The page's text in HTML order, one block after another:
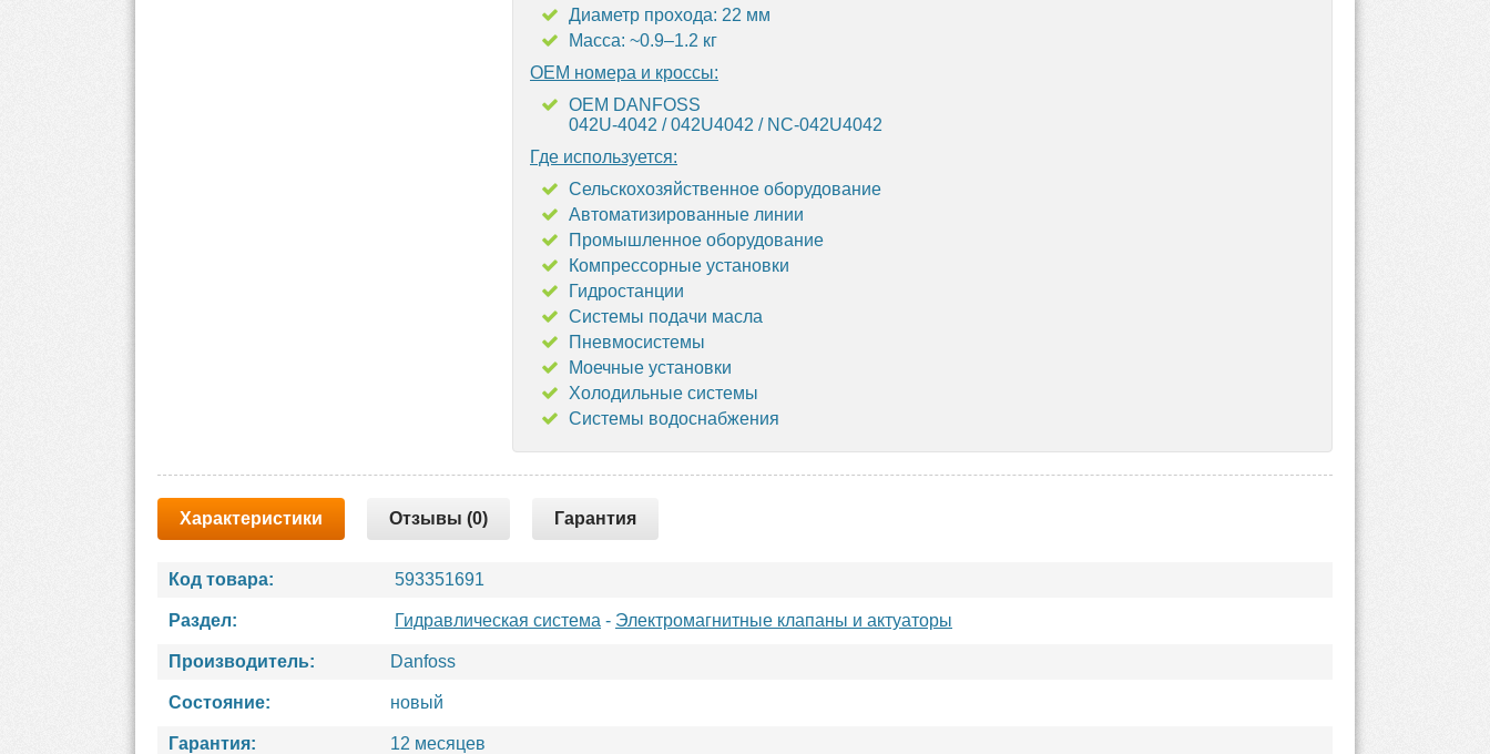
Диаметр прохода: 22 мм
Масса: ~0.9–1.2 кг
OEM номера и кроссы:
OEM DANFOSS
042U-4042 / 042U4042 / NC-042U4042
Где используется:
Сельскохозяйственное оборудование
Автоматизированные линии
Промышленное оборудование
Компрессорные установки
Гидростанции
Системы подачи масла
Пневмосистемы
Моечные установки
Холодильные системы
Системы водоснабжения
Характеристики Отзывы (0) Гарантия
Код товара: 593351691
Раздел: Гидравлическая система - Электромагнитные клапаны и актуаторы
Производитель: Danfoss
Состояние: новый
Гарантия: 12 месяцев